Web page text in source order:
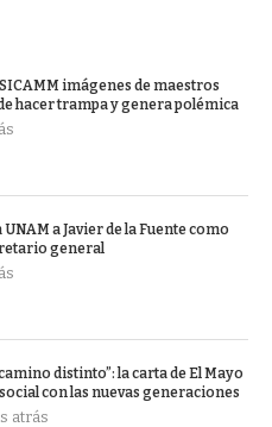
imágenes de maestros
hacer trampa y genera polémica
a Javier de la Fuente como
general
distinto”: la carta de El Mayo
con las nuevas generaciones
atrás